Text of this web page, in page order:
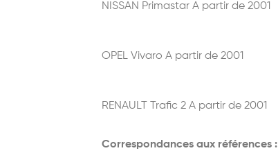
NISSAN Primastar A partir de 2001
OPEL Vivaro A partir de 2001
RENAULT Trafic 2 A partir de 2001
Correspondances aux références :